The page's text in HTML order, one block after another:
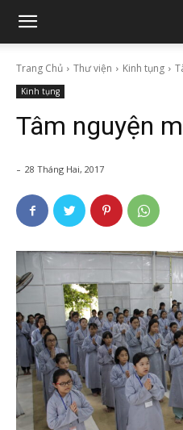
Trang Chủ Thư viện Kinh tụng
Kinh tụng
Tâm nguyện
- 28 Tháng Hai, 2017